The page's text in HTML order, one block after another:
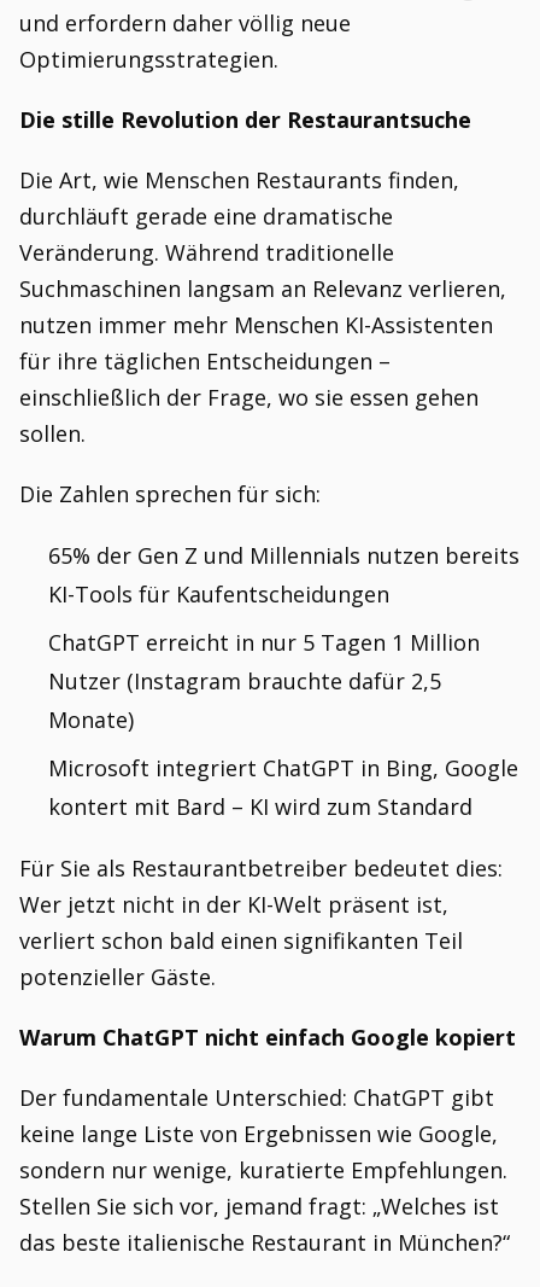
und erfordern daher völlig neue
Optimierungsstrategien.
Die stille Revolution der Restaurantsuche
Die Art, wie Menschen Restaurants finden,
durchläuft gerade eine dramatische
Veränderung. Während traditionelle
Suchmaschinen langsam an Relevanz verlieren,
nutzen immer mehr Menschen KI-Assistenten
für ihre täglichen Entscheidungen –
einschließlich der Frage, wo sie essen gehen
sollen.
Die Zahlen sprechen für sich:
65% der Gen Z und Millennials nutzen bereits
KI-Tools für Kaufentscheidungen
ChatGPT erreicht in nur 5 Tagen 1 Million
Nutzer (Instagram brauchte dafür 2,5
Monate)
Microsoft integriert ChatGPT in Bing, Google
kontert mit Bard – KI wird zum Standard
Für Sie als Restaurantbetreiber bedeutet dies:
Wer jetzt nicht in der KI-Welt präsent ist,
verliert schon bald einen signifikanten Teil
potenzieller Gäste.
Warum ChatGPT nicht einfach Google kopiert
Der fundamentale Unterschied: ChatGPT gibt
keine lange Liste von Ergebnissen wie Google,
sondern nur wenige, kuratierte Empfehlungen.
Stellen Sie sich vor, jemand fragt: „Welches ist
das beste italienische Restaurant in München?“